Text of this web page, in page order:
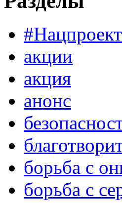
акции
акция
анонс
борьба с
борьба с